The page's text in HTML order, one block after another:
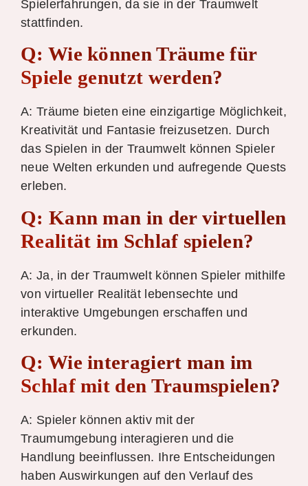
Spielerfahrungen, da sie in der Traumwelt
stattfinden.
Q: Wie können Träume für
Spiele genutzt werden?
A: Träume bieten eine einzigartige Möglichkeit,
Kreativität und Fantasie freizusetzen. Durch
das Spielen in der Traumwelt können Spieler
neue Welten erkunden und aufregende Quests
erleben.
Q: Kann man in der virtuellen
Realität im Schlaf spielen?
A: Ja, in der Traumwelt können Spieler mithilfe
von virtueller Realität lebensechte und
interaktive Umgebungen erschaffen und
erkunden.
Q: Wie interagiert man im
Schlaf mit den Traumspielen?
A: Spieler können aktiv mit der
Traumumgebung interagieren und die
Handlung beeinflussen. Ihre Entscheidungen
haben Auswirkungen auf den Verlauf des